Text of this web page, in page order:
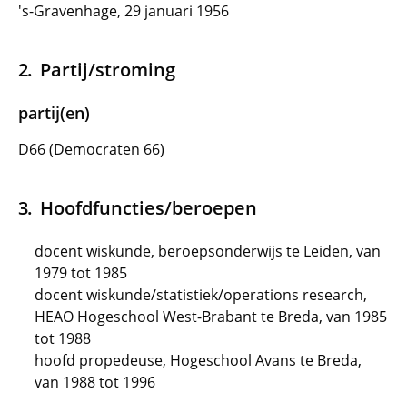
's-Gravenhage, 29 januari 1956
Partij/stroming
partij(en)
D66 (Democraten 66)
Hoofdfuncties/beroepen
docent wiskunde, beroepsonderwijs te Leiden, van
1979 tot 1985
docent wiskunde/statistiek/operations research,
HEAO Hogeschool West-Brabant te Breda, van 1985
tot 1988
hoofd propedeuse, Hogeschool Avans te Breda,
van 1988 tot 1996